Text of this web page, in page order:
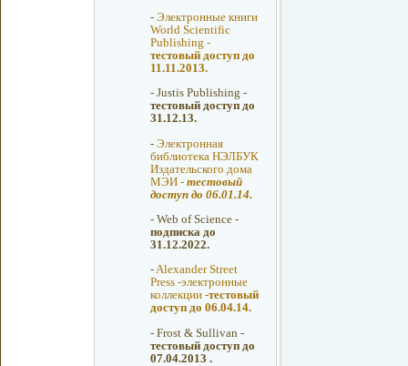
- Электронные книги
World Scientific
Publishing -
тестовый доступ до
11.11.2013.
- Justis Publishing -
тестовый доступ до
31.12.13.
- Электронная
библиотека НЭЛБУК
Издательского дома
МЭИ - тестовый
доступ до 06.01.14.
- Web of Science -
подписка до
31.12.2022.
-Alexander Street
Press -электронные
коллекции -тестовый
доступ до 06.04.14.
- Frost & Sullivan -
тестовый доступ до
07.04.2013 .